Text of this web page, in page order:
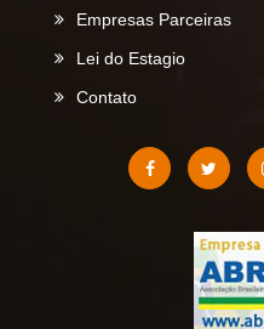
Empresas Parceiras
Lei do Estagio
Contato